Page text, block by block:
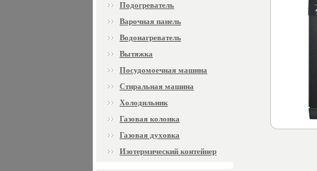
Подогреватель
Варочная панель
Водонагреватель
Вытяжка
Посудомоечная машина
Стиральная машина
Холодильник
Газовая колонка
Газовая духовка
Изотермический контейнер